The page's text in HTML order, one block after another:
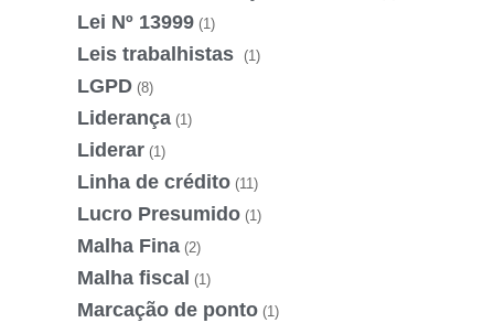
Lei Nº 13999 (1)
Leis trabalhistas (1)
LGPD (8)
Liderança (1)
Liderar (1)
Linha de crédito (11)
Lucro Presumido (1)
Malha Fina (2)
Malha fiscal (1)
Marcação de ponto (1)